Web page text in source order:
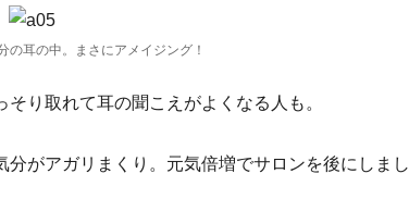
の耳の中。まさにアメイジング！
り取れて耳の聞こえがよくなる人も。
がアガリまくり。元気倍増でサロンを後にしまし